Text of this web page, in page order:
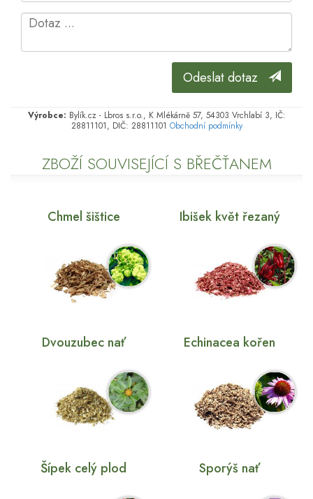
Odeslat dotaz
Výrobce: Bylík.cz - Lbros s.r.o., K Mlékárně 57, 54303 Vrchlabí 3, IČ:
28811101, DIČ: 28811101 Obchodní podmínky
ZBOŽÍ SOUVISEJÍCÍ S BŘEČŤANEM
Chmel šištice Ibišek květ řezaný
Dvouzubec nať Echinacea kořen
Šípek celý plod Sporýš nať